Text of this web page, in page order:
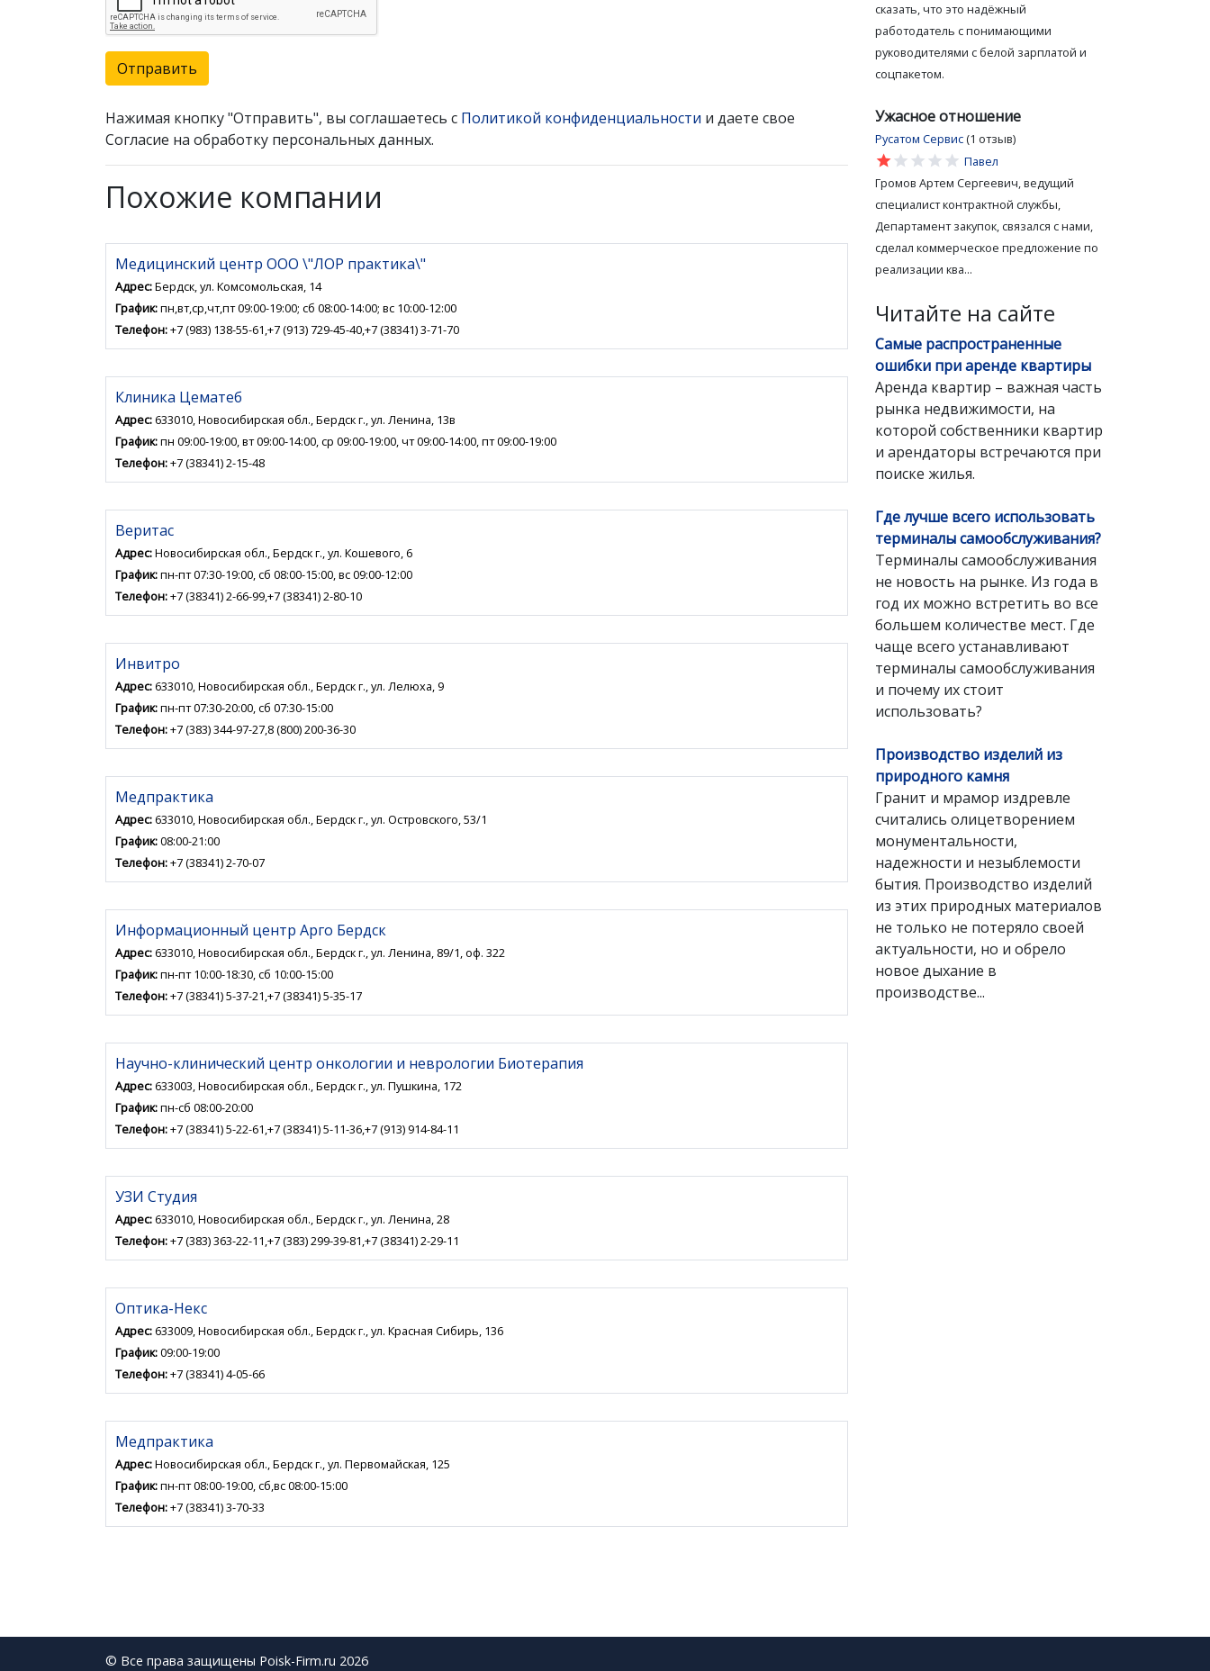
Отправить
Нажимая кнопку "Отправить", вы соглашаетесь с Политикой конфиденциальности и даете свое
Согласие на обработку персональных данных.
Похожие компании
Медицинский центр ООО \"ЛОР практика\"
Адрес:Бердск, ул. Комсомольская, 14
График:пн,вт,ср,чт,пт 09:00-19:00; сб 08:00-14:00; вс 10:00-12:00
Телефон:+7 (983) 138-55-61,+7 (913) 729-45-40,+7 (38341) 3-71-70
Клиника Цематеб
Адрес: 633010, Новосибирская обл., Бердск г., ул. Ленина, 13в
График:пн 09:00-19:00, вт 09:00-14:00, ср 09:00-19:00, чт 09:00-14:00, пт 09:00-19:00
Телефон:+7 (38341) 2-15-48
Веритас
Адрес:Новосибирская обл., Бердск г., ул. Кошевого, 6
График:пн-пт 07:30-19:00, сб 08:00-15:00, вс 09:00-12:00
Телефон:+7 (38341) 2-66-99,+7 (38341) 2-80-10
Инвитро
Адрес: 633010, Новосибирская обл., Бердск г., ул. Лелюха, 9
График:пн-пт 07:30-20:00, сб 07:30-15:00
Телефон:+7 (383) 344-97-27,8 (800) 200-36-30
Медпрактика
Адрес: 633010, Новосибирская обл., Бердск г., ул. Островского, 53/1
График:08:00-21:00
Телефон:+7 (38341) 2-70-07
Информационный центр Арго Бердск
Адрес: 633010, Новосибирская обл., Бердск г., ул. Ленина, 89/1, оф. 322
График:пн-пт 10:00-18:30, сб 10:00-15:00
Телефон:+7 (38341) 5-37-21,+7 (38341) 5-35-17
Научно-клинический центр онкологии и неврологии Биотерапия
Адрес: 633003, Новосибирская обл., Бердск г., ул. Пушкина, 172
График:пн-сб 08:00-20:00
Телефон:+7 (38341) 5-22-61,+7 (38341) 5-11-36,+7 (913) 914-84-11
УЗИ Студия
Адрес: 633010, Новосибирская обл., Бердск г., ул. Ленина, 28
Телефон:+7 (383) 363-22-11,+7 (383) 299-39-81,+7 (38341) 2-29-11
Оптика-Некс
Адрес: 633009, Новосибирская обл., Бердск г., ул. Красная Сибирь, 136
График:09:00-19:00
Телефон:+7 (38341) 4-05-66
Медпрактика
Адрес:Новосибирская обл., Бердск г., ул. Первомайская, 125
График:пн-пт 08:00-19:00, сб,вс 08:00-15:00
Телефон:+7 (38341) 3-70-33
сказать, что это надёжный
работодатель с понимающими
руководителями с белой зарплатой и
соцпакетом.
Ужасное отношение
Русатом Сервис (1 отзыв)
star
star
star
star
star
Павел
Громов Артем Сергеевич, ведущий
специалист контрактной службы,
Департамент закупок, связался с нами,
сделал коммерческое предложение по
реализации ква...
Читайте на сайте
Самые распространенные
ошибки при аренде квартиры
Аренда квартир – важная часть
рынка недвижимости, на
которой собственники квартир
и арендаторы встречаются при
поиске жилья.
Где лучше всего использовать
терминалы самообслуживания?
Терминалы самообслуживания
не новость на рынке. Из года в
год их можно встретить во все
большем количестве мест. Где
чаще всего устанавливают
терминалы самообслуживания
и почему их стоит
использовать?
Производство изделий из
природного камня
Гранит и мрамор издревле
считались олицетворением
монументальности,
надежности и незыблемости
бытия. Производство изделий
из этих природных материалов
не только не потеряло своей
актуальности, но и обрело
новое дыхание в
производстве...
© Все права защищены Poisk-Firm.ru 2026